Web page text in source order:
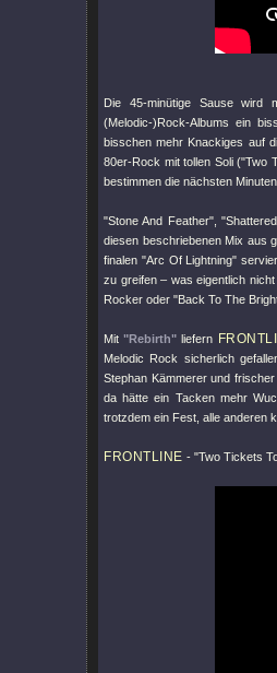
Die 45-minütige Sause wird
(Melodic-)Rock-Albums ein
bisschen mehr Knackiges auf
80er-Rock mit tollen Soli ("Two
bestimmen die nächsten
"Stone And Feather",
diesen beschriebenen Mix aus
finalen "Arc Of Lightning"
zu greifen – was eigentlich
Rocker oder "Back To The
Mit"Rebirth" liefern
Melodic Rock sicherlich
Stephan Kämmerer und
da hätte ein Tacken mehr
trotzdem ein Fest, alle anderen
FRONTLINE - "Two Tickets